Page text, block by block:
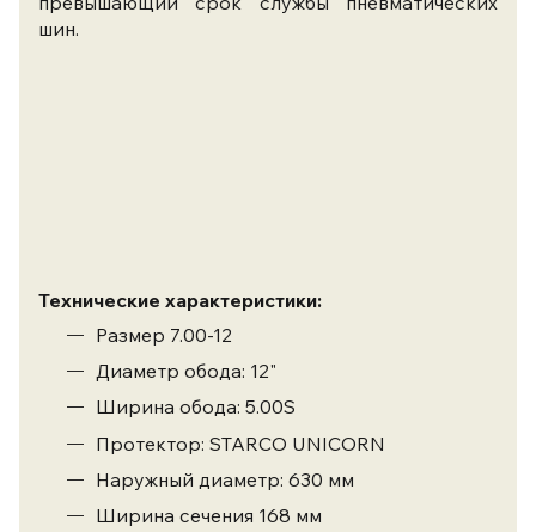
шин.
Технические характеристики:
Размер 7.00-12
Диаметр обода: 12"
Ширина обода: 5.00S
Протектор: STARCO UNICORN
Наружный диаметр: 630 мм
Ширина сечения 168 мм